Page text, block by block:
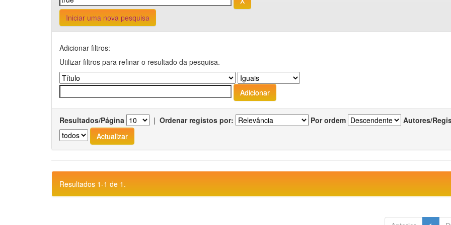
Iniciar uma nova pesquisa
Adicionar filtros:
Utilizar filtros para refinar o resultado da pesquisa.
Resultados/Página | Ordenar registos por: Por ordem Autores/
Resultados 1-1 de 1.